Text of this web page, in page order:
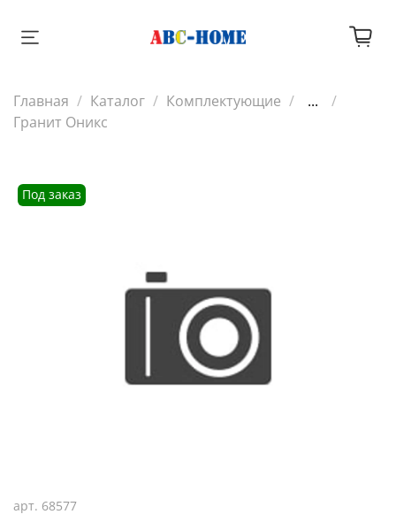
Главная Каталог Комплектующие
...
Гранит Оникс
Под заказ
арт. 68577